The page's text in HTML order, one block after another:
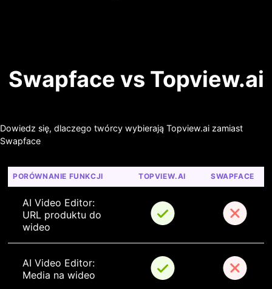
Swapface vs Topview.ai
Dowiedz się, dlaczego twórcy wybierają Topview.ai zamiast
Swapface
PORÓWNANIE FUNKCJI TOPVIEW.AI SWAPFACE
AI Video Editor:
URL produktu do
wideo
AI Video Editor:
Media na wideo